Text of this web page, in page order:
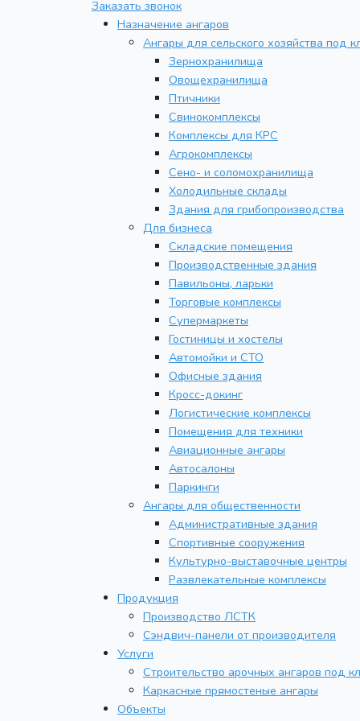
Заказать звонок
Назначение ангаров
Ангары для сельского хозяйства под
Зернохранилища
Овощехранилища
Птичники
Свинокомплексы
Комплексы для КРС
Агрокомплексы
Сено- и соломохранилища
Холодильные склады
Здания для грибопроизводства
Для бизнеса
Складские помещения
Производственные здания
Павильоны, ларьки
Торговые комплексы
Супермаркеты
Гостиницы и хостелы
Автомойки и СТО
Офисные здания
Кросс-докинг
Логистические комплексы
Помещения для техники
Авиационные ангары
Автосалоны
Паркинги
Ангары для общественности
Административные здания
Спортивные сооружения
Культурно-выставочные центры
Развлекательные комплексы
Продукция
Производство ЛСТК
Сэндвич-панели от производителя
Услуги
Строительство арочных ангаров под
Каркасные прямостеные ангары
Объекты